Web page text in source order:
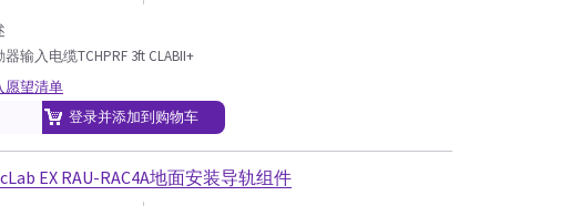
输入电缆TCHPRF 3ft CLABII+
愿望清单
登录并添加到购物车
EX RAU-RAC4A地面安装导轨组件